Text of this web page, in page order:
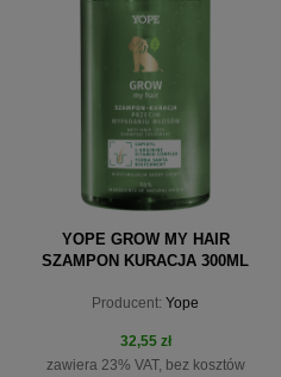
YOPE GROW MY HAIR
SZAMPON KURACJA 300ML
Producent: Yope
32,55 zł
zawiera 23% VAT, bez kosztów